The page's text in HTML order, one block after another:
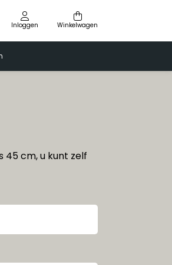
Inloggen Winkelwagen
45 cm, u kunt zelf